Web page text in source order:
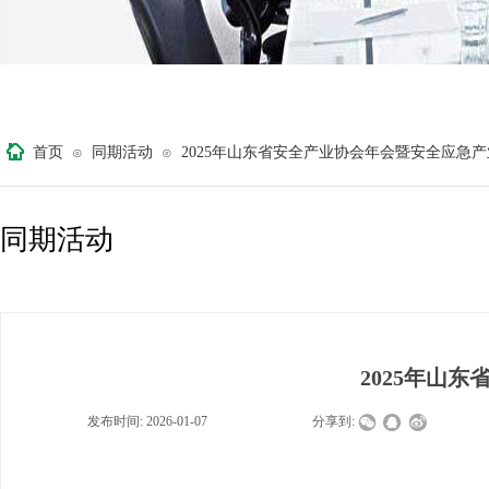
首页 ⊙ 同期活动 ⊙ 2025年山东省安全产业协会年会暨安全应急
同期活动
2025年山东
发布时间: 2026-01-07 分享到: